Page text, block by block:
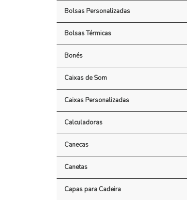
Bolsas Personalizadas
Bolsas Térmicas
Bonés
Caixas de Som
Caixas Personalizadas
Calculadoras
Canecas
Canetas
Capas para Cadeira